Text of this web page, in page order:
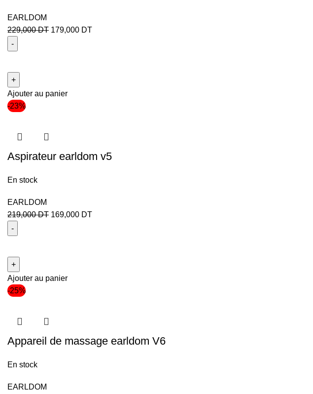
EARLDOM
229,000DT 179,000 DT
Ajouter au panier
-23%
Aspirateur earldom v5
En stock
EARLDOM
219,000DT 169,000 DT
Ajouter au panier
-25%
Appareil de massage earldom V6
En stock
EARLDOM